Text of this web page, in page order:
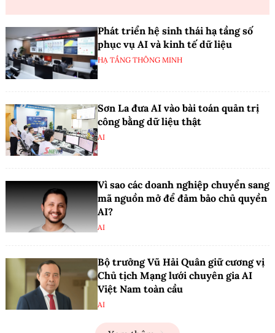
Phát triển hệ sinh thái hạ tầng số
phục vụ AI và kinh tế dữ liệu
HẠ TẦNG THÔNG MINH
Sơn La đưa AI vào bài toán quản trị
công bằng dữ liệu thật
AI
Vì sao các doanh nghiệp chuyển sang
mã nguồn mở để đảm bảo chủ quyền
AI?
AI
Bộ trưởng Vũ Hải Quân giữ cương vị
Chủ tịch Mạng lưới chuyên gia AI
Việt Nam toàn cầu
AI